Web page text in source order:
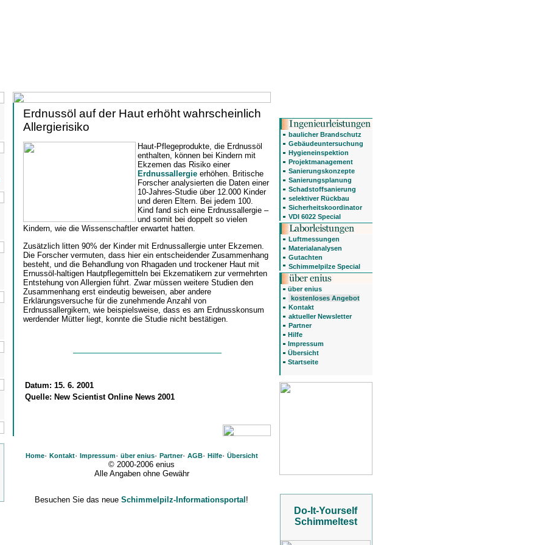
Erdnussöl auf der Haut erhöht wahrscheinlich
Allergierisiko
Haut-Pflegeprodukte, die Erdnussöl
enthalten, können bei Kindern mit
Ekzemen das Risiko einer
Erdnussallergieerhöhen. Britische
Forscher analysierten die Daten einer
10-Jahres-Studie über 12.000 Kinder
und deren Eltern. Bei jedem 100.
Kind fand sich eine Erdnussallergie –
und somit bei doppelt so vielen
Kindern, wie die Wissenschaftler erwartet hatten.
Zusätzlich litten 90% der Kinder mit Erdnussallergie unter Ekzemen.
Die Forscher vermuten, dass hier ein entscheidender Zusammenhang
besteht, und die Behandlung von Rhagaden und trockener Haut mit
Ernussöl-haltigen Hautpflegemitteln bei Ekzematikern zur vermehrten
Entstehung von Allergien führt. Zwar müssen weitere Studien den
Zusammenhang erst eindeutig beweisen, aber andere
Erklärungsversuche für die zunehmende Anzahl von
Erdnussallergikern, wie beispielsweise, dass es am Erdnusskonsum
werdender Mütter liegt, konnte die Studie nicht bestätigen.
Datum: 15. 6. 2001
Quelle: New Scientist Online News 2001
Home· Kontakt· Impressum· über enius· Partner· AGB· Hilfe· Übersicht
© 2000-2006 enius
Alle Angaben ohne Gewähr
Besuchen Sie das neue Schimmelpilz-Informationsportal !
baulicher Brandschutz
Gebäudeuntersuchung
Hygieneinspektion
Projektmanagement
Sanierungskonzepte
Sanierungsplanung
Schadstoffsanierung
selektiver Rückbau
Sicherheitskoordinator
VDI 6022 Special
Luftmessungen
Materialanalysen
Gutachten
Schimmelpilze Special
über enius
kostenloses Angebot
Kontakt
aktueller Newsletter
Partner
Hilfe
Impressum
Übersicht
Startseite
Do-It-Yourself
Schimmeltest